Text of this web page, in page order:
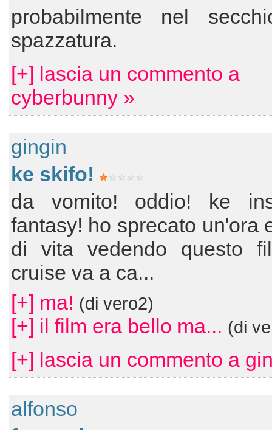
probabilmente nel
spazzatura.
[+] lascia un commento a
cyberbunny »
gingin
ke skifo!
da vomito! oddio! ke
fantasy! ho sprecato un'ora
di vita vedendo questo
cruise va a ca...
[+] ma! (di vero2)
[+] il film era bello ma... (di
[+] lascia un commento a
alfonso